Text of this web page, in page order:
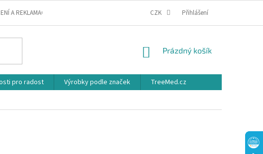
A REKLAMACE PODMÍNKY OCHRANY OSOBNÍCH ÚDAJŮ
CZK Přihlášení
NÁKUPNÍ
Prázdný košík
pro radost Výrobky podle značek
TreeMed.cz